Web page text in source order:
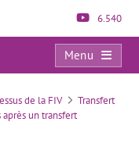
6.540
Menu
Patienter après le transfert embryonnaire: l’incertitude des symptômes
de la FIV
Transfert
un transfert